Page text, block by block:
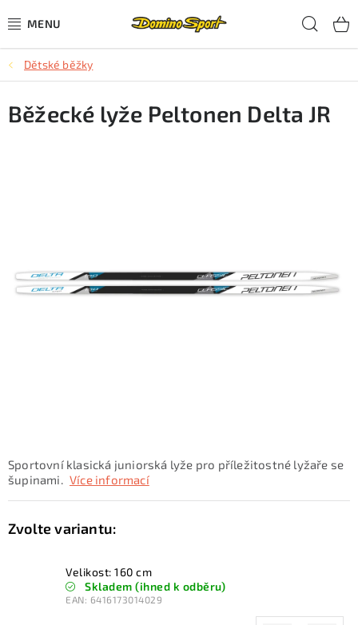
na
CYKLISTIKA
SJEZDOVÉ LYŽOVÁNÍ
BĚHÁNÍ
CYKLO Servis
Dětské běžky
Sportovní klasická juniorská lyže pro příležitostné lyžaře se
šupinami. Více informací
Velikost: 160 cm
Skladem (ihned k odběru)
EAN: 6416173014029
Běžecké lyže Peltonen Delta JR